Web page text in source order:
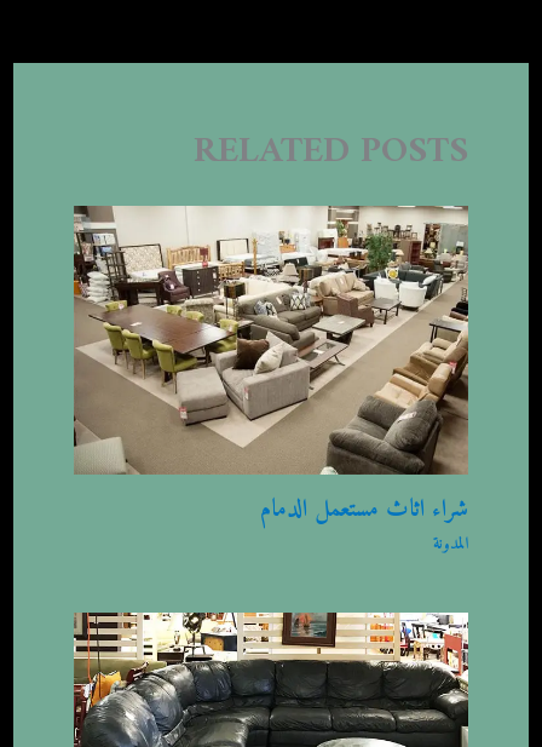
RELATED POSTS
شراء اثاث مستعمل الدمام
المدونة